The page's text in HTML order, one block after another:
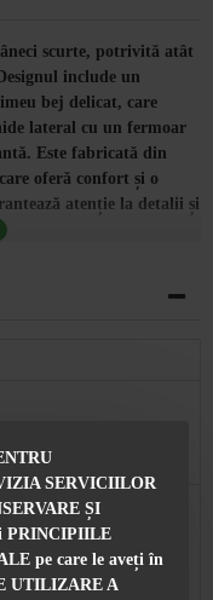
SERVICIILOR
ȘI
PRINCIPIILE
pe care le aveți în
UTILIZARE A
scurte, potrivită atât
include un
bej delicat, care
lateral cu un fermoar
Este fabricată din
oferă confort și o
atenție la detalii și
42